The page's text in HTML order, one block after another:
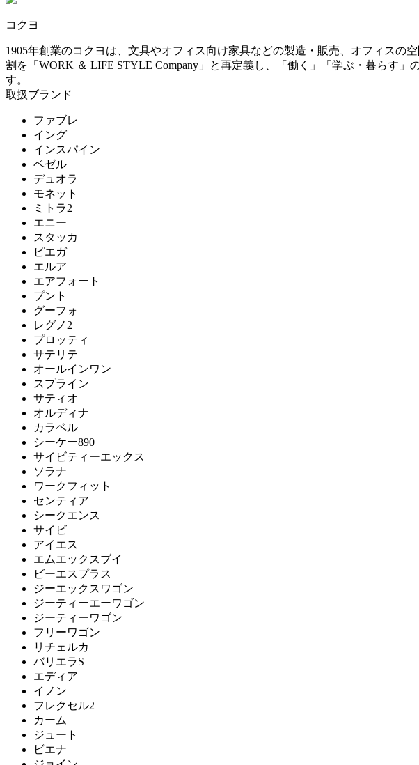
UCHIDA
ウチダ
Utility
ユーティリティ
コクヨ
1905年創業のコクヨは、文具やオフィス向け家具などの製造・販売、オフィスの
割を「WORK ＆ LIFE STYLE Company」と再定義し、「働く」「学ぶ・暮らす
す。
取扱ブランド
ファブレ
イング
インスパイン
ベゼル
デュオラ
モネット
ミトラ2
エニー
スタッカ
ピエガ
エルア
エアフォート
プント
グーフォ
レグノ2
プロッティ
サテリテ
オールインワン
スプライン
サティオ
オルディナ
カラベル
シーケー890
サイビティーエックス
ソラナ
ワークフィット
センティア
シークエンス
サイビ
アイエス
エムエックスブイ
ビーエスプラス
ジーエックスワゴン
ジーティーエーワゴン
ジーティーワゴン
フリーワゴン
リチェルカ
バリエラS
エディア
イノン
フレクセル2
カーム
ジュート
ビエナ